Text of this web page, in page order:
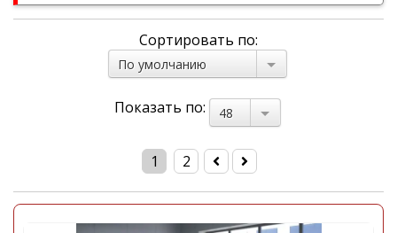
Сортировать по:
По умолчанию
Показать по: 48
1 2